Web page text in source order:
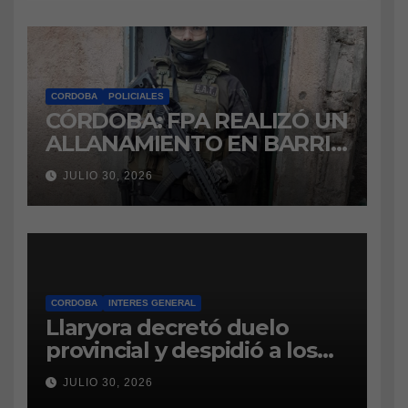
CORDOBA POLICIALES
CÓRDOBA: FPA REALIZÓ UN
ALLANAMIENTO EN BARRIO
VILLA BOEDO
RELACIONADO CON UNA
CAUSA DE DROGAS EN LA
CÁRCEL DE BOUWER
JULIO 30, 2026
CORDOBA INTERES GENERAL
Llaryora decretó duelo
provincial y despidió a los
bomberos cordobeses
fallecidos en la tragedia
JULIO 30, 2026